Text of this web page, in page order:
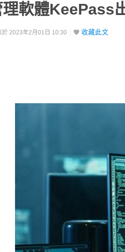
軟體KeePass
於 2023年2月01日 10:30 收藏此文